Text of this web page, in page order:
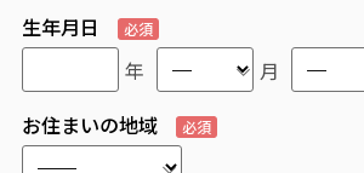
生年月日 必須
年 月
お住まいの地域
必須